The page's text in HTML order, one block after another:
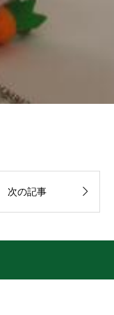
次の記事 